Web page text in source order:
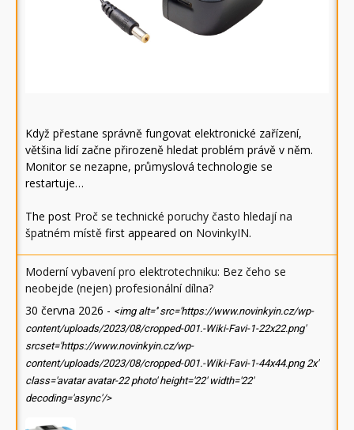
Když přestane správně fungovat elektronické zařízení,
většina lidí začne přirozeně hledat problém právě v něm.
Monitor se nezapne, průmyslová technologie se
restartuje…
The post Proč se technické poruchy často hledají na
špatném místě first appeared on NovinkyIN.
Moderní vybavení pro elektrotechniku: Bez čeho se
neobejde (nejen) profesionální dílna?
30 června 2026 - <img alt='' src='https://www.novinkyin.cz/wp-
content/uploads/2023/08/cropped-001.-Wiki-Favi-1-22x22.png'
srcset='https://www.novinkyin.cz/wp-
content/uploads/2023/08/cropped-001.-Wiki-Favi-1-44x44.png 2x'
class='avatar avatar-22 photo' height='22' width='22'
decoding='async'/>